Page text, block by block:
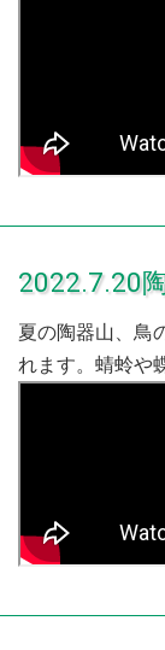
2022.7.20
夏の陶器山、鳥
れます。蜻蛉や